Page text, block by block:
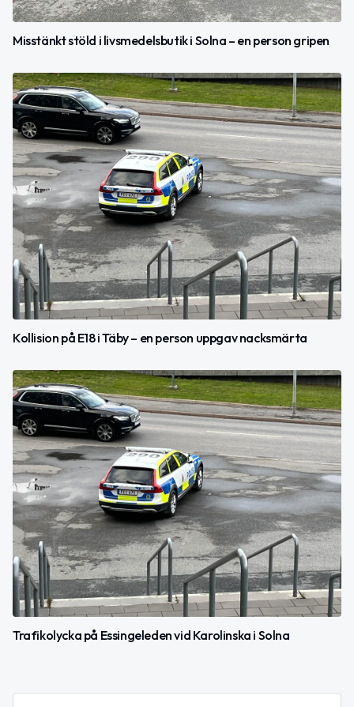
Misstänkt stöld i livsmedelsbutik i Solna – en person gripen
Kollision på E18 i Täby – en person uppgav nacksmärta
Trafikolycka på Essingeleden vid Karolinska i Solna